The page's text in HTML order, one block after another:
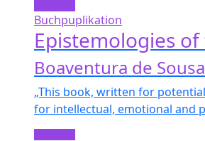
Buchpuplikation
Epistemologies
Boaventura de
„This book, written for
for intellectual, emotional and